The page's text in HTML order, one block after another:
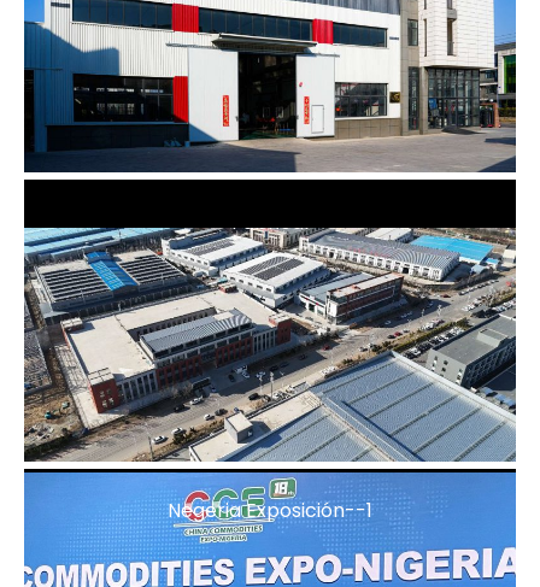
Fábrica1
Negeria Exposición--1